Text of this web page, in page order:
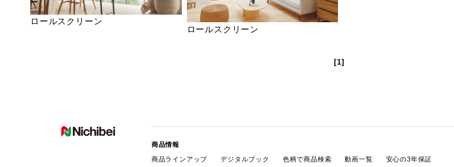
ロールスクリーン
ロールスクリーン
[1]
商品情報
商品ラインアップ
デジタルブック 色柄で商品検索 動画一覧 安心の3年保証